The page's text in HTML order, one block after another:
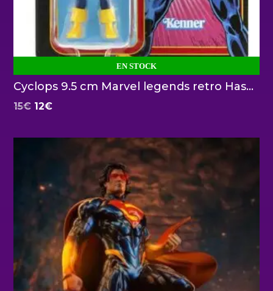
EN STOCK
Cyclops 9.5 cm Marvel legends retro Hasbro
15€ El
precio
12€El
precio